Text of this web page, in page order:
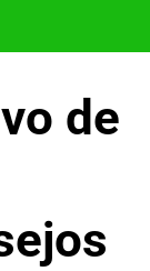
de